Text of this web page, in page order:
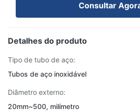
Consultar
Detalhes do produto
Tipo de tubo de aço:
Tubos de aço inoxidável
Diâmetro externo:
20mm~500, milímetro